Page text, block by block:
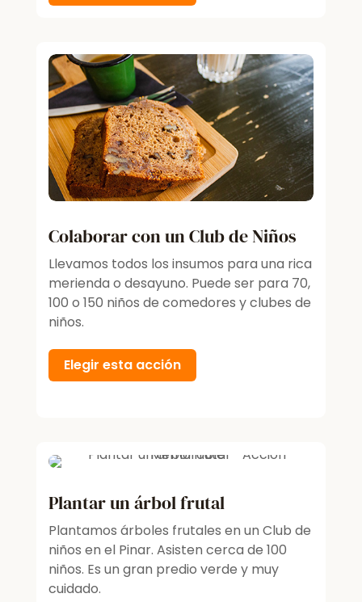
Colaborar con un Club de Niños
Llevamos todos los insumos para una rica
merienda o desayuno. Puede ser para 70,
100 o 150 niños de comedores y clubes de
niños.
Elegir esta acción
Plantar un árbol frutal
Plantamos árboles frutales en un Club de
niños en el Pinar. Asisten cerca de 100
niños. Es un gran predio verde y muy
cuidado.